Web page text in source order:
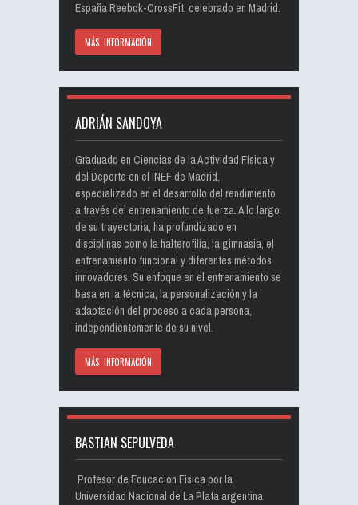
España Reebok-CrossFit, celebrado en Madrid.
MÁS INFORMACIÓN
ADRIÁN SANDOYA
Graduado en Ciencias de la Actividad Física y
del Deporte en el INEF de Madrid,
especializado en el desarrollo del rendimiento
a través del entrenamiento de fuerza. A lo largo
de su trayectoria, ha profundizado en
disciplinas como la halterofilia, la gimnasia, el
entrenamiento funcional y diferentes métodos
innovadores. Su enfoque en el entrenamiento se
basa en la técnica, la personalización y la
adaptación del proceso a cada persona,
independientemente de su nivel.
MÁS INFORMACIÓN
BASTIAN SEPULVEDA
Profesor de Educación Física por la
Universidad Nacional de La Plata argentina